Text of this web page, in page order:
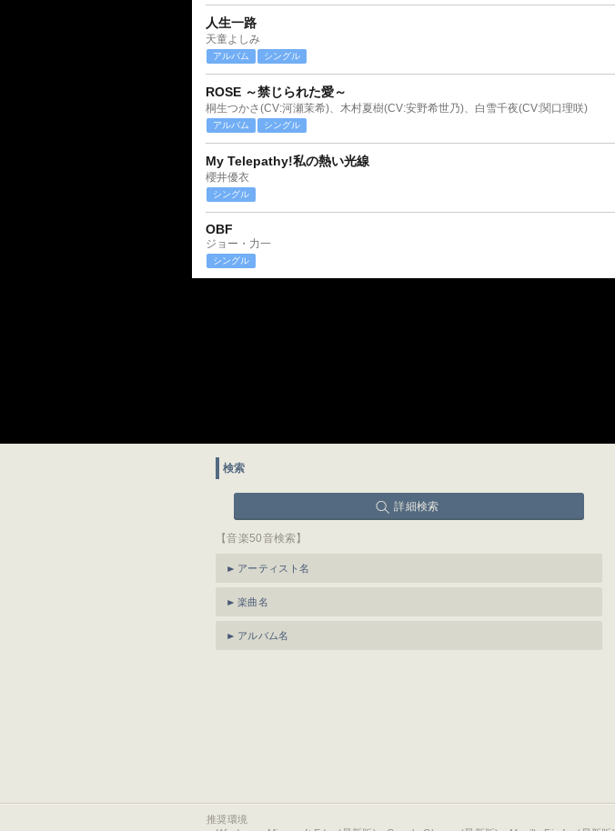
人生一路
天童よしみ
アルバム シングル
ROSE ～禁じられた愛～
桐生つかさ(CV:河瀬茉希)、木村夏樹(CV:安野希世乃)、白雪千夜(CV:関口理咲)
アルバム シングル
My Telepathy!私の熱い光線
櫻井優衣
シングル
OBF
ジョー・力一
シングル
検索
詳細検索
【音楽50音検索】
アーティスト名
楽曲名
アルバム名
推奨環境